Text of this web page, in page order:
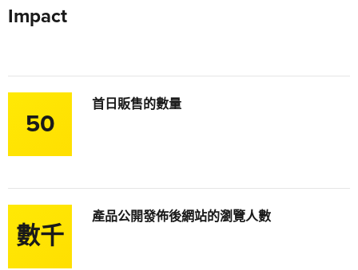
Impact
50
首日販售的數量
數千
產品公開發佈後網站的瀏覽人數